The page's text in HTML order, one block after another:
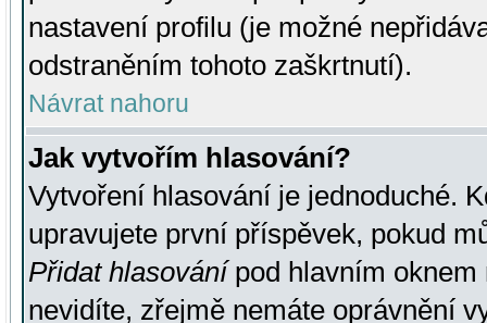
nastavení profilu (je možné
odstraněním tohoto zaškrtnutí).
Návrat nahoru
Jak vytvořím hlasování?
Vytvoření hlasování je jednoduché.
upravujete první příspěvek, pokud
Přidat hlasovánípod hlavním oknem
nevidíte, zřejmě nemáte oprávnění